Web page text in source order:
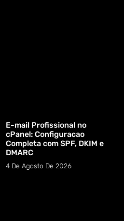
E-mail Profissional no
cPanel: Configuracao
Completa com SPF, DKIM e
DMARC
4 De Agosto De 2026